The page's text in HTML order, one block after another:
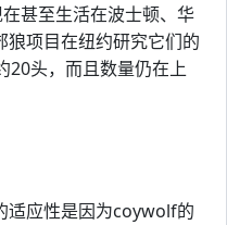
甚至生活在波士顿、华
项目在纽约研究它们的
20头，而且数量仍在上
适应性是因为coywolf的